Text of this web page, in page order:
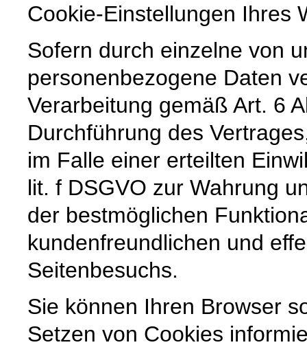
Cookie-Einstellungen Ihres
Sofern durch einzelne von
personenbezogene Daten
Verarbeitung gemäß Art. 6
Durchführung des
im Falle einer erteilten
lit. f DSGVO zur Wahrung
der bestmöglichen
kundenfreundlichen und
Seitenbesuchs.
Sie können Ihren Browser
Setzen von Cookies